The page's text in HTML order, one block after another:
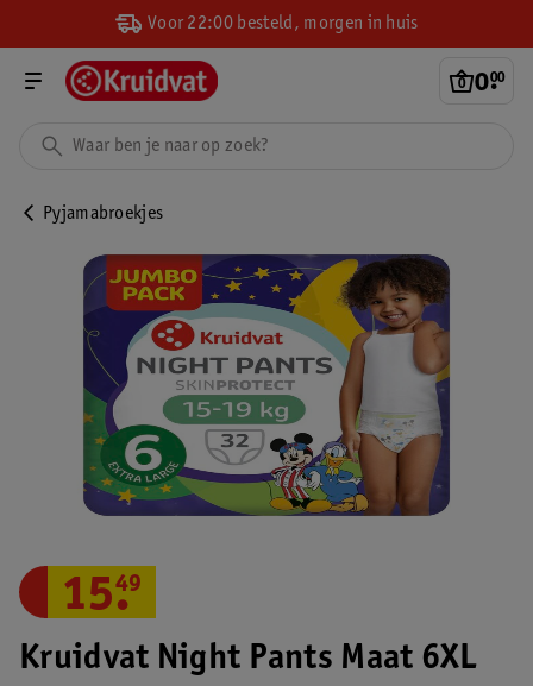
Voor 22:00 besteld, morgen in huis
0.
00
Pyjamabroekjes
Kruidvat Night Pants Maat 6XL
15.
49